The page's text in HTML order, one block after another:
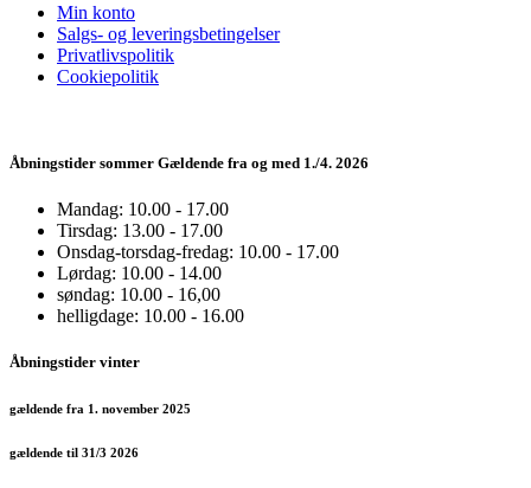
Min konto
Salgs- og leveringsbetingelser
Privatlivspolitik
Cookiepolitik
Åbningstider sommer Gældende fra og med 1./4. 2026
Mandag: 10.00 - 17.00
Tirsdag: 13.00 - 17.00
Onsdag-torsdag-fredag: 10.00 - 17.00
Lørdag: 10.00 - 14.00
søndag: 10.00 - 16,00
helligdage: 10.00 - 16.00
Åbningstider vinter
gældende fra 1. november 2025
gældende til 31/3 2026